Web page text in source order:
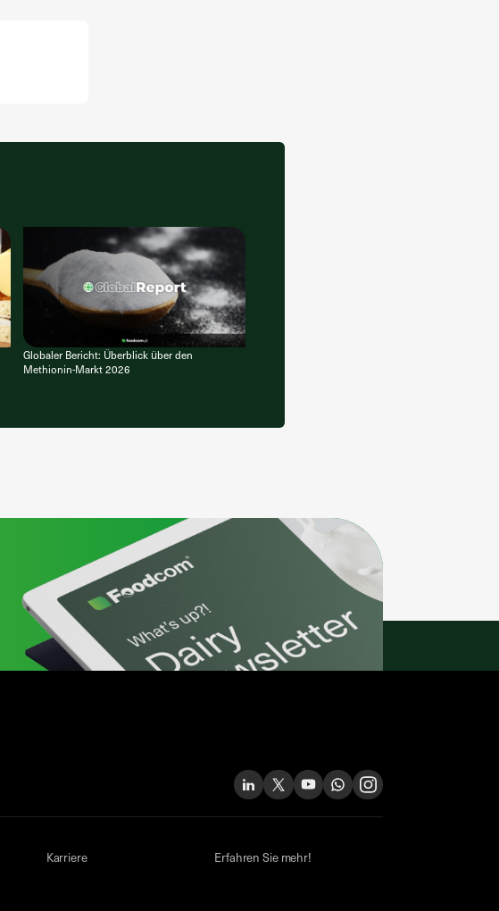
Globaler Bericht: Überblick über den
Methionin-Markt 2026
Karriere Erfahren Sie mehr!